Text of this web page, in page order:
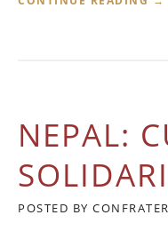
P
I
M
N
NEPAL:
POSTED BY